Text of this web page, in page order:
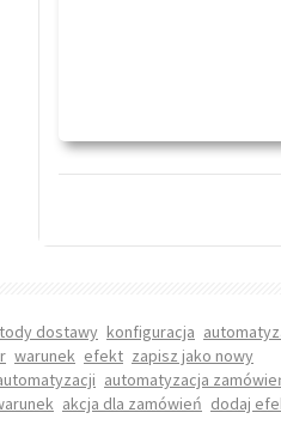
dostawy konfiguracja
warunek efekt zapisz jako nowy
automatyzacja
akcja dla zamówień dodaj